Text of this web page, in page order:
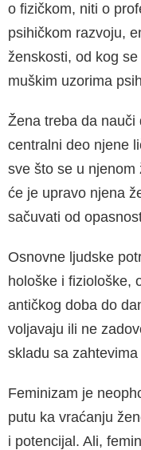
o fizičkom, niti o
psihičkom razvoju,
ženskosti, od kog
muškim uzo­rima
Žena treba da
centralni deo njene
sve što se u njenom
će je upravo njena
sačuvati od
Osnovne ljudske
hološke i fiziološke,
antičkog doba do
voljavaju ili ne
skladu sa
Feminizam je
putu ka vraćanju
i potencijal. Ali,